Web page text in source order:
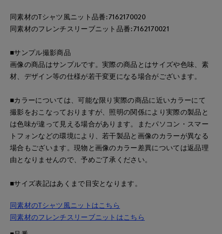
同素材のTシャツ風ニット品番:7162170020
同素材のフレンチスリーブニット品番:7162170021
■サンプル撮影商品
画像の商品はサンプルです。実際の商品とはサイズや色味、素
材、デザイン等の仕様が若干変更になる場合がございます。
■カラーについては、可能な限り実際の商品に近いカラーにて
撮影をおこなっておりますが、照明の関係により実際の製品と
は色味が違って見える場合があります。またパソコン・スマー
トフォンなどの環境により、若干製品と画像のカラーが異なる
場合もございます。現物と画像のカラー差異については返品理
由となりませんので、予めご了承ください。
■サイズ表記はあくまで目安となります。
同素材のTシャツ風ニットはこちら
同素材のフレンチスリーブニットはこちら